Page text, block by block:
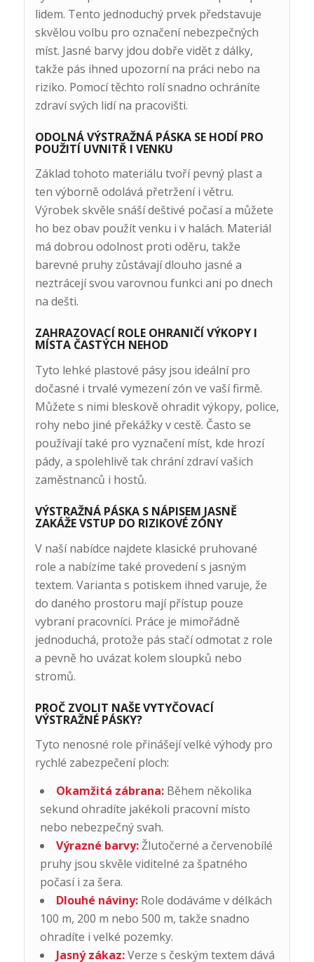
lidem. Tento jednoduchý prvek představuje
skvělou volbu pro označení nebezpečných
míst. Jasné barvy jdou dobře vidět z dálky,
takže pás ihned upozorní na práci nebo na
riziko. Pomocí těchto rolí snadno ochráníte
zdraví svých lidí na pracovišti.
ODOLNÁ VÝSTRAŽNÁ PÁSKA SE HODÍ PRO
POUŽITÍ UVNITŘ I VENKU
Základ tohoto materiálu tvoří pevný plast a
ten výborně odolává přetržení i větru.
Výrobek skvěle snáší deštivé počasí a můžete
ho bez obav použít venku i v halách. Materiál
má dobrou odolnost proti oděru, takže
barevné pruhy zůstávají dlouho jasné a
neztrácejí svou varovnou funkci ani po dnech
na dešti.
ZAHRAZOVACÍ ROLE OHRANIČÍ VÝKOPY I
MÍSTA ČASTÝCH NEHOD
Tyto lehké plastové pásy jsou ideální pro
dočasné i trvalé vymezení zón ve vaší firmě.
Můžete s nimi bleskově ohradit výkopy, police,
rohy nebo jiné překážky v cestě. Často se
používají také pro vyznačení míst, kde hrozí
pády, a spolehlivě tak chrání zdraví vašich
zaměstnanců i hostů.
VÝSTRAŽNÁ PÁSKA S NÁPISEM JASNĚ
ZAKÁŽE VSTUP DO RIZIKOVÉ ZÓNY
V naší nabídce najdete klasické pruhované
role a nabízíme také provedení s jasným
textem. Varianta s potiskem ihned varuje, že
do daného prostoru mají přístup pouze
vybraní pracovníci. Práce je mimořádně
jednoduchá, protože pás stačí odmotat z role
a pevně ho uvázat kolem sloupků nebo
stromů.
PROČ ZVOLIT NAŠE VYTYČOVACÍ
VÝSTRAŽNÉ PÁSKY?
Tyto nenosné role přinášejí velké výhody pro
rychlé zabezpečení ploch:
Okamžitá zábrana:Během několika
sekund ohradíte jakékoli pracovní místo
nebo nebezpečný svah.
Výrazné barvy:Žlutočerné a červenobílé
pruhy jsou skvěle viditelné za špatného
počasí i za šera.
Dlouhé náviny:Role dodáváme v délkách
100 m, 200 m nebo 500 m, takže snadno
ohradíte i velké pozemky.
Jasný zákaz:Verze s českým textem dává